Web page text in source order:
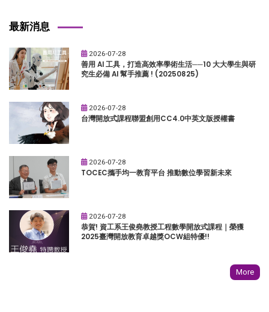
最新消息
2026-07-28
善用 AI 工具，打造高效率學術生活──10 大大學生與研
究生必備 AI 幫手推薦 ! (20250825)
2026-07-28
台灣開放式課程聯盟創用CC4.0中英文版授權書
2026-07-28
TOCEC攜手均一教育平台 推動數位學習新未來
2026-07-28
恭賀! 資工系王俊堯教授工程數學開放式課程｜榮獲
2025臺灣開放教育卓越獎OCW組特優!!
More